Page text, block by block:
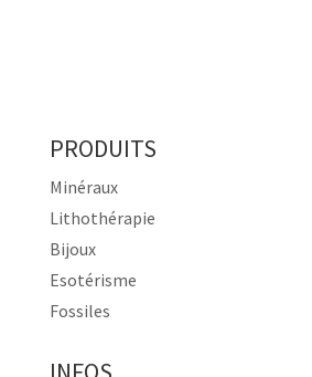
PRODUITS
Minéraux
Lithothérapie
Bijoux
Esotérisme
Fossiles